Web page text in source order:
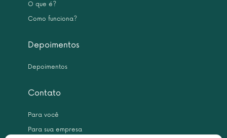
O que é?
Como funciona?
Depoimentos
Depoimentos
Contato
Para você
Para sua empresa